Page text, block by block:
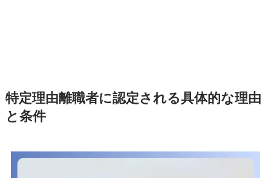
特定理由離職者に認定される具体的な理由
と条件